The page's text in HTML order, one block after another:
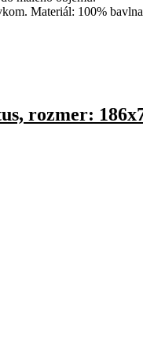
Materiál: 100%
rozmer: